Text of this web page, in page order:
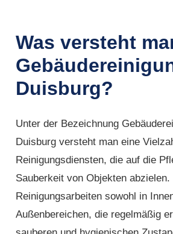
Was versteht
Duisburg?
Unter der Bezeichnung
Duisburg versteht man eine
Reinigungsdiensten, die auf die
Sauberkeit von Objekten
Reinigungsarbeiten sowohl in
Außenbereichen, die regelmäßig